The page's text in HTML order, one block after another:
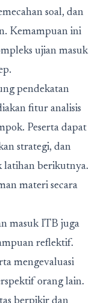
soal, dan
Kemampuan ini
ujian masuk
pendekatan
fitur analisis
Peserta dapat
strategi, dan
latihan berikutnya.
materi secara
masuk ITB juga
reflektif.
mengevaluasi
orang lain.